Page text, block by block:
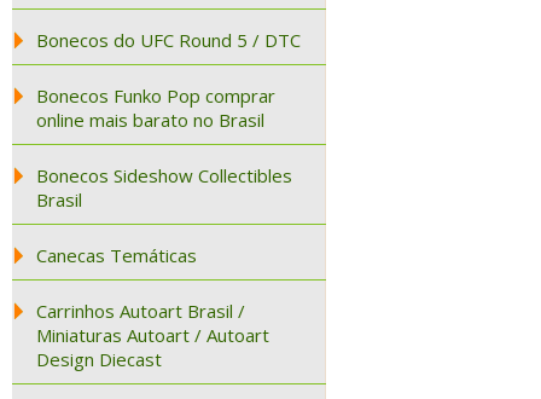
Bonecos do UFC Round 5 / DTC
Bonecos Funko Pop comprar
online mais barato no Brasil
Bonecos Sideshow Collectibles
Brasil
Canecas Temáticas
Carrinhos Autoart Brasil /
Miniaturas Autoart / Autoart
Design Diecast